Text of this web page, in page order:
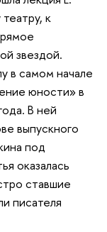
к
звездой.
в самом начале
юности» в
В ней
выпускного
под
оказалась
ставшие
писателя